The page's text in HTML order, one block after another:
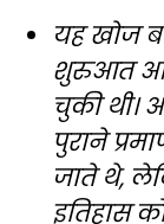
यह खोज
शुरुआत
चुकी थी।
पुराने
जाते थे,
इतिहास